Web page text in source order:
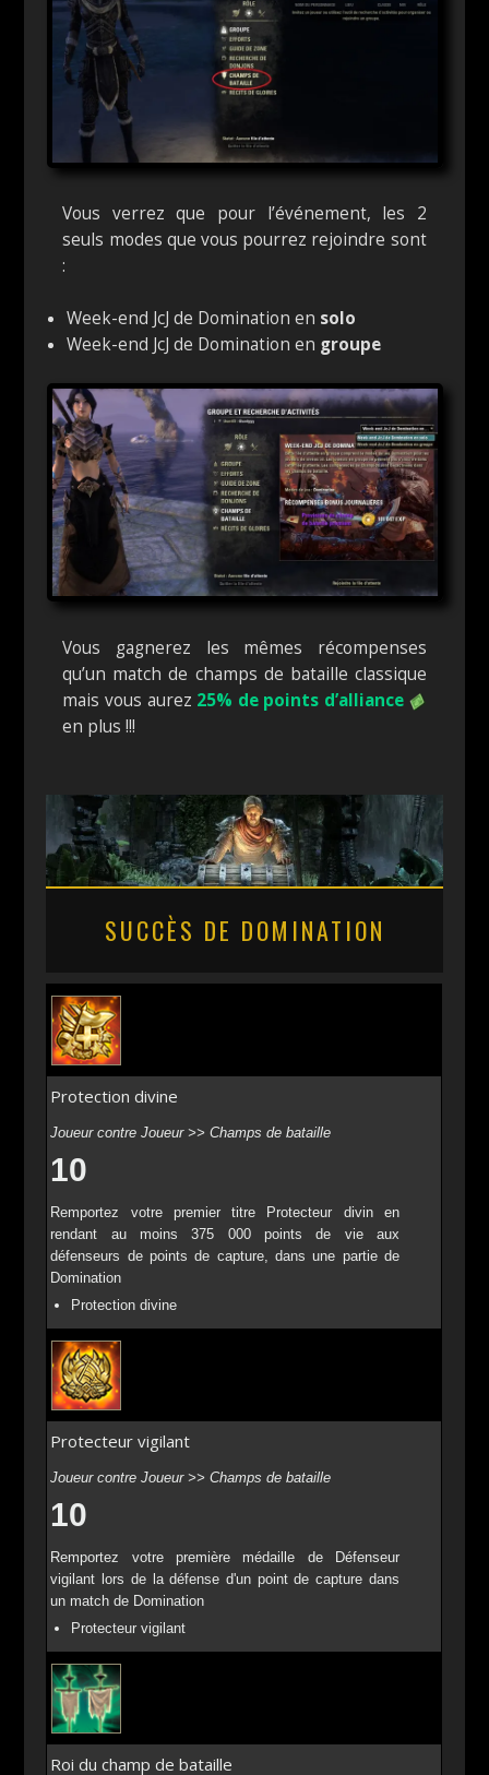
Vous verrez que pour l’événement, les 2
seuls modes que vous pourrez rejoindre sont
:
Week-end JcJ de Domination en solo
Week-end JcJ de Domination en groupe
Vous gagnerez les mêmes récompenses
qu’un match de champs de bataille classique
mais vous aurez 25% de points d’alliance
en plus !!!
SUCCÈS DE DOMINATION
Protection divine
Joueur contre Joueur >> Champs de bataille
10
Remportez votre premier titre Protecteur divin en
rendant au moins 375 000 points de vie aux
défenseurs de points de capture, dans une partie de
Domination
Protection divine
Protecteur vigilant
Joueur contre Joueur >> Champs de bataille
10
Remportez votre première médaille de Défenseur
vigilant lors de la défense d'un point de capture dans
un match de Domination
Protecteur vigilant
Roi du champ de bataille